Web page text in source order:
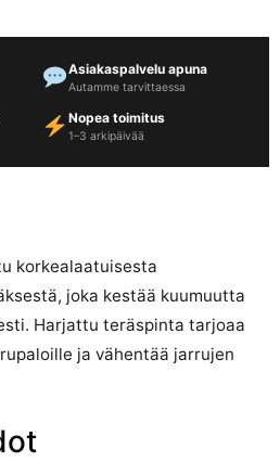
Asiakaspalvelu apuna
Autamme tarvittaessa
Nopea toimitus
1–3 arkipäivää
korkealaatuisesta
joka kestää kuumuutta
Harjattu teräspinta tarjoaa
ja vähentää jarrujen